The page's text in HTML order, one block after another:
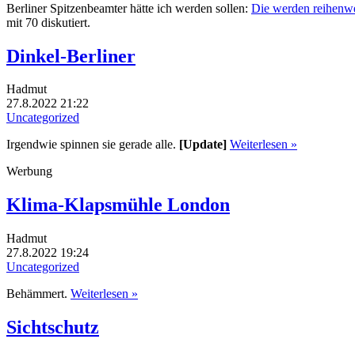
Berliner Spitzenbeamter hätte ich werden sollen: Die werden
mit 70 diskutiert.
Dinkel-Berliner
Hadmut
27.8.2022 21:22
Uncategorized
Irgendwie spinnen sie gerade alle. [Update] Weiterlesen »
Werbung
Klima-Klapsmühle London
Hadmut
27.8.2022 19:24
Uncategorized
Behämmert. Weiterlesen »
Sichtschutz